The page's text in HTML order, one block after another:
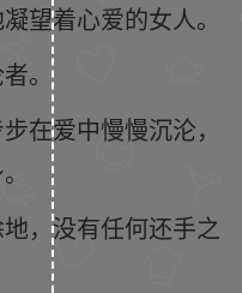
望着心爱的女人。
。
在爱中慢慢沉沦，
，没有任何还手之